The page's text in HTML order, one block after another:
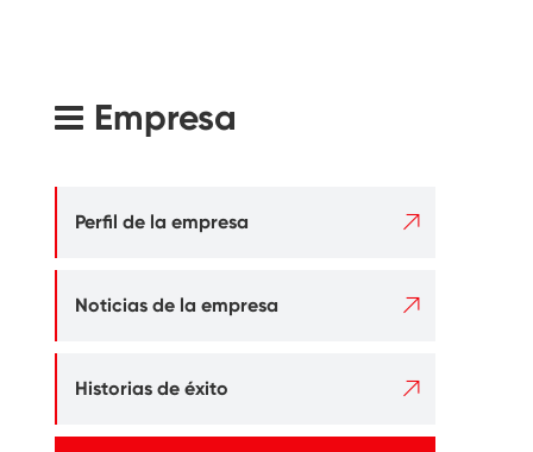
Empresa
Perfil de la empresa 
Noticias de la empresa 
Historias de éxito 